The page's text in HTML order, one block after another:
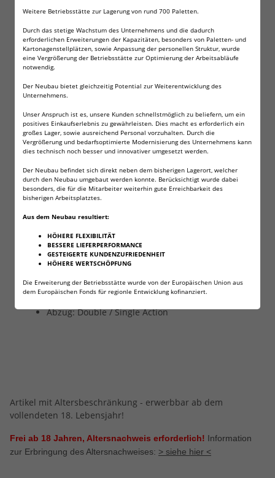
Weitere Betriebsstätte zur Lagerung von rund 700 Paletten.
Durch das stetige Wachstum des Unternehmens und die dadurch
erforderlichen Erweiterungen der Kapazitäten, besonders von Paletten- und
Kartonagenstellplätzen, sowie Anpassung der personellen Struktur, wurde
eine Vergrößerung der Betriebsstätte zur Optimierung der Arbeitsabläufe
notwendig.
Der Neubau bietet gleichzeitig Potential zur Weiterentwicklung des
Unternehmens.
Unser Anspruch ist es, unsere Kunden schnellstmöglich zu beliefern, um ein
positives Einkaufserlebnis zu gewährleisten. Dies macht es erforderlich ein
großes Lager, sowie ausreichend Personal vorzuhalten. Durch die
Vergrößerung und bedarfsoptimierte Modernisierung des Unternehmens kann
dies technisch noch besser und innovativer umgesetzt werden.
Der Neubau befindet sich direkt neben dem bisherigen Lagerort, welcher
durch den Neubau umgebaut werden konnte. Berücksichtigt wurde dabei
besonders, die für die Mitarbeiter weiterhin gute Erreichbarkeit des
bisherigen Arbeitsplatztes.
Aus dem Neubau resultiert:
HÖHERE FLEXIBILITÄT
BESSERE LIEFERPERFORMANCE
GESTEIGERTE KUNDENZUFRIEDENHEIT
HÖHERE WERTSCHÖPFUNG
Die Erweiterung der Betriebsstätte wurde von der Europäischen Union aus
dem Europäischen Fonds für regionle Entwicklung kofinanziert.
Legends S25 Co2-Revolver 4,5
mm Diabolo (P18)
Dieser Co2-Revolver kommt aus dem Hause Umarex. Er
besteht fast vollständig aus Metall, wodurch er auf
ein realistisches Gewicht von 855 g kommt. Einzig die
Griffschalen bestehen aus Kunststoff. Das Modell hat
einen gezogenen Lauf, eine verstellbare Kimme und
einen Double- / Single Action Abzug. Im Lieferumfang
befindet sich ein Schnelllader und eine
Standard 12 Gramm Co2-Kapsel. Die Kapazität des
Trommelmagazins beträgt 6 Schuss Diabolo.
Technische Daten:
Kaliber: 4,5 mm (.177cal) Diabolo
Magazinkapazität: 6 Schuss
Geschwindigkeit: 115 m/s
Lauflänge: 66 mm
Gewicht: 855 g
Abzug: Double / Single Action
Artikel mit Altersbeschränkung - erwerbbar ab dem
vollendeten 18. Lebensjahr!
Frei ab 18 Jahren, Altersnachweis erforderlich! Information
zur Erbringung des Altersnachweises: > siehe hier <